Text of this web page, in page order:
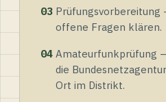
03
offene Fragen klären.
04 Amateurfunkprüfung
die
Ort im Distrikt.